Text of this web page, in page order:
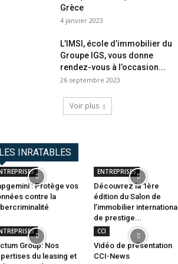
Grèce
4 janvier 2023
L’IMSI, école d’immobilier du
Groupe IGS, vous donne
rendez-vous à l’occasion...
26 septembre 2023
Voir plus
LES INRATABLES
: Protège vos
contre la
ENTREPRISES
Découvrez la 1ère
édition du Salon de
l’immobilier international
de prestige...
Group: Nos
du leasing et
CCI
Vidéo de présentation
CCI-News